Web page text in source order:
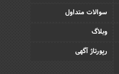
سوالات متداول
وبلاگ
رپورتاژ آگهی